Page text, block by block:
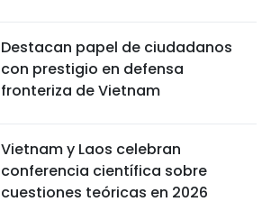
Destacan papel de ciudadanos
con prestigio en defensa
fronteriza de Vietnam
Vietnam y Laos celebran
conferencia científica sobre
cuestiones teóricas en 2026